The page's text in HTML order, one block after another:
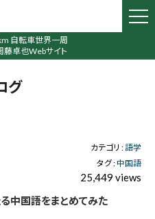
自転車世界一周
藤卓也Webサイト
グ
カテゴリ :語学
タグ :中国語
25,449 views
中国語をまとめてみた